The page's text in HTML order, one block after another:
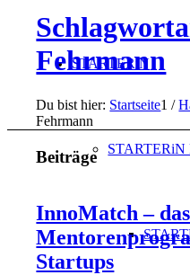
STARTERiN
STARTERiN
Fehrmann
Du bist hier: Startseite1 /
Fehrmann
Beiträge
InnoMatch – das
Startups